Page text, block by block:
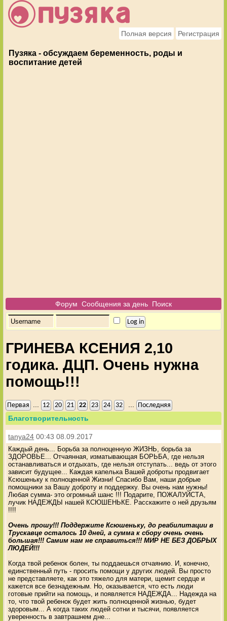
Полная версия Регистрация
Пузяка - обсуждаем беременность, роды и
воспитание детей
Форум Сообщения за день Поиск
ГРИНЕВА КСЕНИЯ 2,10
годика. ДЦП. Очень нужна
помощь!!!
Первая 12 20 21 22 23 24 32 Последняя
Благотворительность
tanya24 00:43 08.09.2017
Каждый день... Борьба за полноценную ЖИЗНЬ, борьба за
ЗДОРОВЬЕ... Отчаянная, изматывающая БОРЬБА, где нельзя
останавливаться и отдыхать, где нельзя отступать... ведь от этого
зависит будущее... Каждая капелька Вашей доброты продвигает
Ксюшеньку к полноценной Жизни! Спасибо Вам, наши добрые
помощники за Вашу доброту и поддержку. Вы очень нам нужны!
Любая сумма- это огромный шанс !!! Подарите, ПОЖАЛУЙСТА,
лучик НАДЕЖДЫ нашей КСЮШЕНЬКЕ. Расскажите о ней друзьям
!!!!
Очень прошу!!! Поддержите Ксюшеньку, до реабилитации в
Трускавце осталось 10 дней, а сумма к сбору очень очень
большая!!! Самим нам не справиться!!! МИР НЕ БЕЗ ДОБРЫХ
ЛЮДЕЙ!!!
Когда твой ребенок болен, ты поддаешься отчаянию. И, конечно,
единственный путь - просить помощи у других людей. Вы просто
не представляете, как это тяжело для матери, щемит сердце и
кажется все безнадежным. Но, оказывается, что есть люди
готовые прийти на помощь, и появляется НАДЕЖДА... Надежда на
то, что твой ребенок будет жить полноценной жизнью, будет
здоровым... А когда таких людей сотни и тысячи, появляется
уверенность в завтрашнем дне...